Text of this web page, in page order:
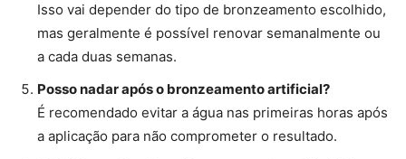
Isso vai depender do tipo de bronzeamento escolhido,
mas geralmente é possível renovar semanalmente ou
a cada duas semanas.
Posso nadar após o bronzeamento artificial?
É recomendado evitar a água nas primeiras horas após
a aplicação para não comprometer o resultado.